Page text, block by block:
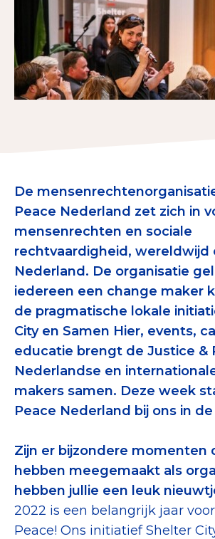
Tips bij doneren: zo geef je
Data & Onderzoek
Betrouwbare data over goede
Contact & Signalen
Check keurmerk goede
Collecterooster/
Nieuws
Over het CBF
Veelgestelde vragen
Register Erkende
De
Peace Nederland zet zich in
mensenrechten en sociale
rechtvaardigheid, wereldwijd
Nederland. De organisatie
iedereen een change maker
de pragmatische lokale
City en Samen Hier, events,
educatie brengt de Justice &
Nederlandse en
makers samen. Deze week
Peace Nederland bij ons in
Zijn er bijzondere momenten
hebben meegemaakt als
hebben jullie een leuk
2022 is een belangrijk jaar
Peace! Ons initiatief Shelter